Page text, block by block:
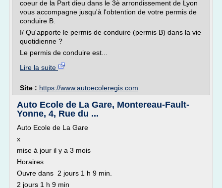
coeur de la Part dieu dans le 3è arrondissement de Lyon
vous accompagne jusqu'à l'obtention de votre permis de
conduire B.
I/ Qu'apporte le permis de conduire (permis B) dans la vie
quotidienne ?
Le permis de conduire est...
Lire la suite
Site : https://www.autoecoleregis.com
Auto Ecole de La Gare, Montereau-Fault-
Yonne, 4, Rue du ...
Auto Ecole de La Gare
x
mise à jour il y a 3 mois
Horaires
Ouvre dans 2 jours 1 h 9 min.
2 jours 1 h 9 min